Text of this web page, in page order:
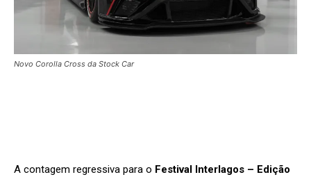
Novo Corolla Cross da Stock Car
A contagem regressiva para o Festival Interlagos – Edição